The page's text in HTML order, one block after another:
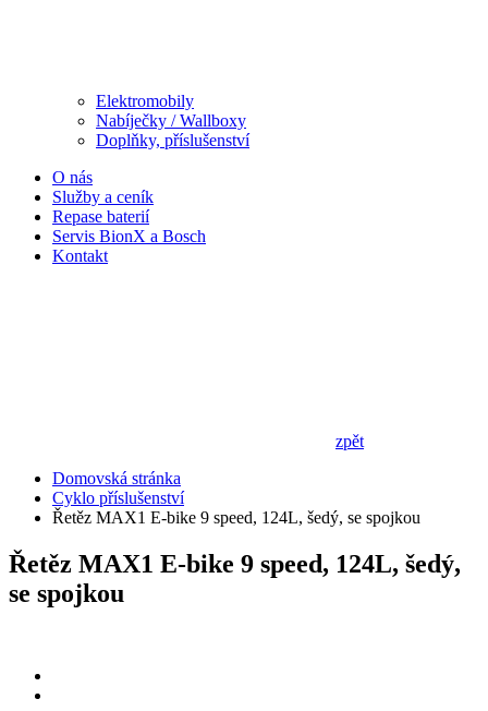
Elektromobily
Nabíječky / Wallboxy
Doplňky, příslušenství
O nás
Služby a ceník
Repase baterií
Servis BionX a Bosch
Kontakt
zpět
Domovská stránka
Cyklo příslušenství
Řetěz MAX1 E-bike 9 speed, 124L, šedý, se spojkou
Řetěz MAX1 E-bike 9 speed, 124L, šedý,
se spojkou